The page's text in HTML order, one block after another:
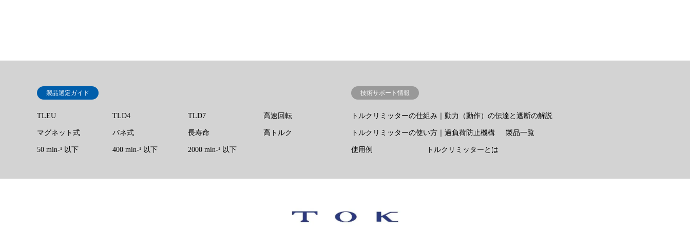
製品選定ガイド
TLEU TLD4 TLD7 高速回転
マグネット式 バネ式 長寿命 高トルク
50 min‐¹ 以下 400 min-¹ 以下 2000 min-¹ 以下
技術サポート情報
トルクリミッターの仕組み｜動力（動作）の伝達と遮断の解説
トルクリミッターの使い方｜過負荷防止機構 製品一覧
使用例 トルクリミッターとは